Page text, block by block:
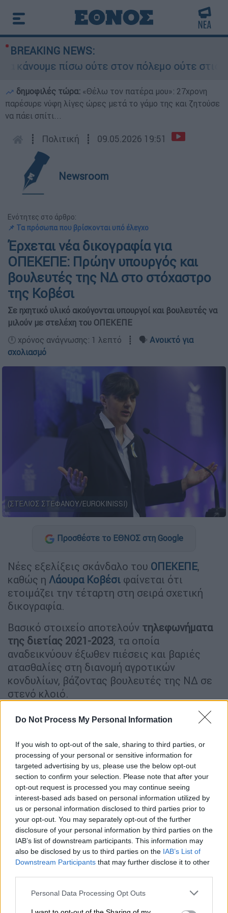
Do Not Process My Personal Information
If you wish to opt-out of the sale, sharing to third parties, or
processing of your personal or sensitive information for
targeted advertising by us, please use the below opt-out
section to confirm your selection. Please note that after your
opt-out request is processed you may continue seeing
interest-based ads based on personal information utilized by
us or personal information disclosed to third parties prior to
your opt-out. You may separately opt-out of the further
disclosure of your personal information by third parties on the
IAB’s list of downstream participants. This information may
also be disclosed by us to third parties on the IAB’s List of
Downstream Participants that may further disclose it to other
Please note that this website/app uses one or more Google
Personal Data Processing Opt Outs
BREAKING NEWS:
πίσω ούτε στον πόλεμο ούτε στις
δημοφιλές τώρα: «Θέλω τον πατέρα μου»: 27χρονη
παρέσυρε νύφη λίγες ώρες μετά το γάμο της και ζητούσε
να πάει σπίτι...
┋ Πολιτική ┋ 09.05.2026 19:51
Newsroom
Ενότητες στο άρθρο:
📌 Τα πρόσωπα που βρίσκονται υπό έλεγχο
Έρχεται νέα δικογραφία για
ΟΠΕΚΕΠΕ: Πρώην υπουργός και
βουλευτές της ΝΔ στο στόχαστρο
της Κοβέσι
Σε ηχητικό υλικό ακούγονται υπουργοί και βουλευτές να
μιλούν με στελέχη του ΟΠΕΚΕΠΕ
🕛 χρόνος ανάγνωσης: 1 λεπτό ┋ 🗣️ Ανοικτό για
σχολιασμό
(ΣΤΕΛΙΟΣ ΣΤΕΦΑΝΟΥ/EUROKINISSI)
Προσθέστε το ΕΘΝΟΣ στη Google
Νέες εξελίξεις σκάνδαλο του ΟΠΕΚΕΠΕ,
καθώς η Λάουρα Κοβέσι φαίνεται ότι
ετοιμάζει την τέταρτη στη σειρά σχετική
δικογραφία.
Βασικό στοιχείο αποτελούν τηλεφωνήματα
της διετίας 2021-2023, τα οποία
αναδεικνύουν έξωθεν πιέσεις και βαριές
ατασθαλίες στη διανομή αγροτικών
κονδυλίων, βάζοντας βουλευτές της ΝΔ σε
στενό κλοιό.
ΔΙΑΒΑΣΤΕ ΕΠΙΣΗΣ
Πολιτική|09.05.2026 18:42
Άγρια κόντρα Μαξίμου και Τσίπρα: Η
πρόταση του πρώην πρωθυπουργού
για τις τράπεζες που άναψε «φωτιές»
Σύμφωνα με το MEGA, η διερεύνηση αγγίζει
16 στελέχη του ΟΠΕΚΕΠΕτα οποία
βρίσκονταν υπό παρακολούθηση από την
Ελληνική Αστυνομία και την Υπηρεσία
Εσωτερικών Υποθέσεων το διάστημα 2022-